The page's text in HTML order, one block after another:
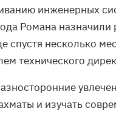
инженерных
Романа назначили
спустя несколько
технического
и изучать